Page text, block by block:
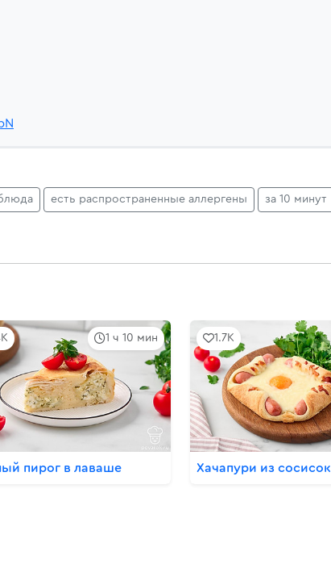
есть распространенные аллергены за 10 минут
1 ч 10 мин
пирог в лаваше
1.7K
Хачапури из сосисок